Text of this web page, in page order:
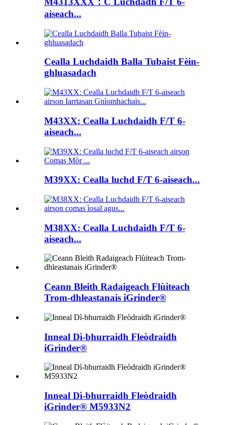
aiseach...
Cealla Luchdaidh Balla Tubaist Fèin-
ghluasadach
M43XX: Cealla Luchdaidh F/T 6-
aiseach...
M39XX: Cealla luchd F/T 6-aiseach...
M38XX: Cealla Luchdaidh F/T 6-
aiseach...
Ceann Bleith Radaigeach Flùiteach
Trom-dhleastanais iGrinder®
Inneal Dì-bhurraidh Fleòdraidh
iGrinder®
Inneal Dì-bhurraidh Fleòdraidh
iGrinder® M5933N2